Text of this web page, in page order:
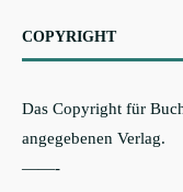
COPYRIGHT
Das Copyright für
angegebenen Verlag.
——-